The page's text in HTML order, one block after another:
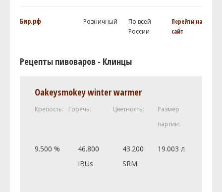
Бир.рф Розничный
По всей
России
Перейти на
сайт
Рецепты пивоваров - Клинцы
Oakeysmokey winter warmer
Крепость: Горечь: Цветность:
Размер
партии:
9.500 %
46.800
IBUs
43.200
SRM
19.003 л